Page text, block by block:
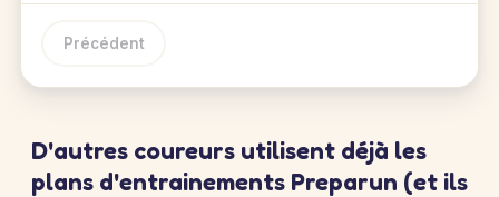
Précédent
D'autres coureurs utilisent déjà les
plans d'entrainements Preparun (et ils